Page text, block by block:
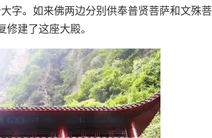
字。如来佛两边分别供奉普贤菩萨和文殊菩
建了这座大殿。